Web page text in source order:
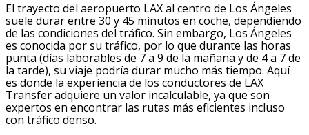
El trayecto del aeropuerto LAX al centro de Los Ángeles
suele durar entre 30 y 45 minutos en coche, dependiendo
de las condiciones del tráfico. Sin embargo, Los Ángeles
es conocida por su tráfico, por lo que durante las horas
punta (días laborables de 7 a 9 de la mañana y de 4 a 7 de
la tarde), su viaje podría durar mucho más tiempo. Aquí
es donde la experiencia de los conductores de LAX
Transfer adquiere un valor incalculable, ya que son
expertos en encontrar las rutas más eficientes incluso
con tráfico denso.